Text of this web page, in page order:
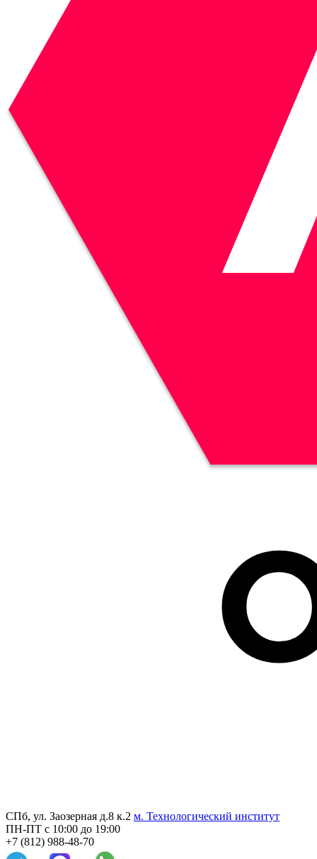
СПб, ул. Заозерная д.8 к.2 м. Технологический институт
ПН-ПТ с 10:00 до 19:00
+7 (812) 988-48-70